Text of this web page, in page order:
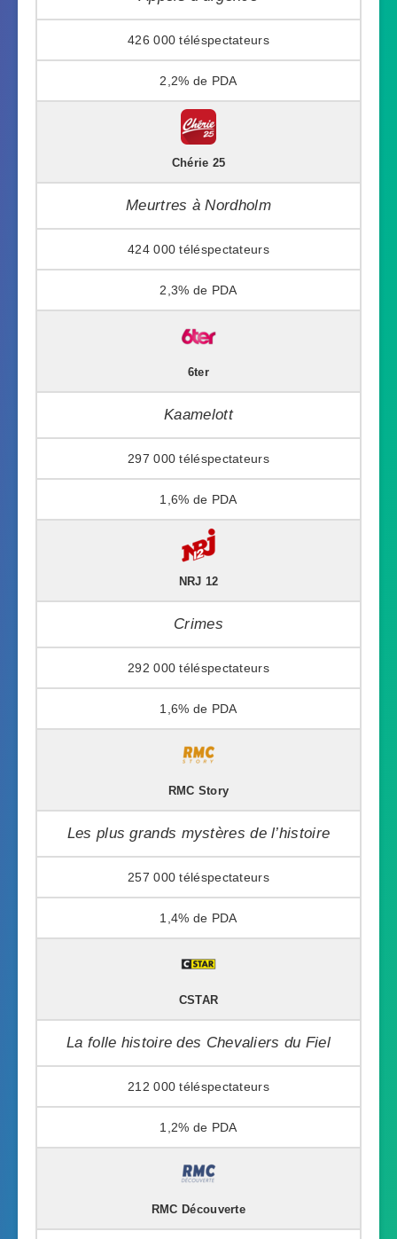
426 000
2,2%
Chérie 25
Meurtres à Nordholm
424 000
2,3%
6ter
Kaamelott
297 000
1,6%
NRJ 12
Crimes
292 000
1,6%
RMC Story
Les plus grands mystères de l’histoire
257 000
1,4%
CSTAR
La folle histoire des Chevaliers du Fiel
212 000
1,2%
RMC Découverte